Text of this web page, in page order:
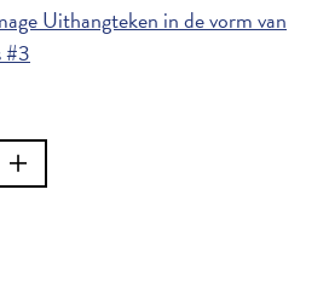
Uithangteken in de vorm van
#3